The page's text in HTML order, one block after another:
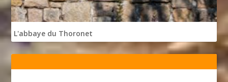
L'abbaye du Thoronet